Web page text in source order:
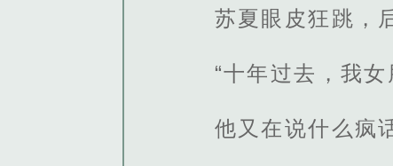
苏夏眼皮狂跳，
“十年过去，我
他又在说什么疯